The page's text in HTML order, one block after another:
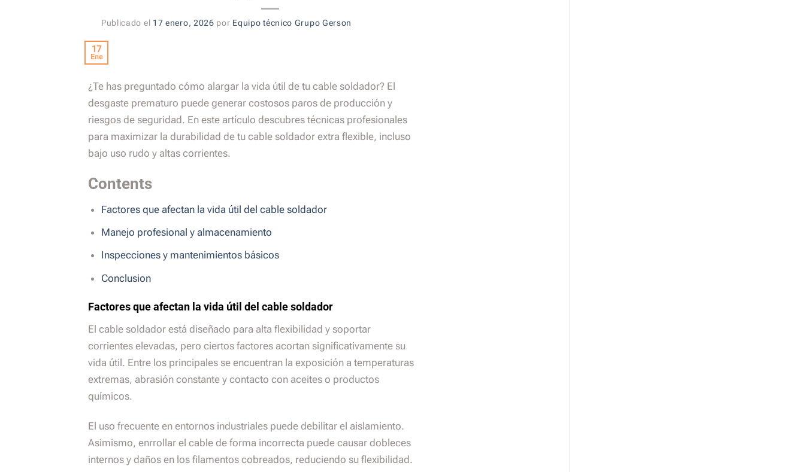
Publicado el 17 enero, 2026 por Equipo técnico Grupo Gerson
17
Ene
¿Te has preguntado cómo alargar la vida útil de tu cable soldador? El
desgaste prematuro puede generar costosos paros de producción y
riesgos de seguridad. En este artículo descubres técnicas profesionales
para maximizar la durabilidad de tu cable soldador extra flexible, incluso
bajo uso rudo y altas corrientes.
Contents
Factores que afectan la vida útil del cable soldador
Manejo profesional y almacenamiento
Inspecciones y mantenimientos básicos
Conclusion
Factores que afectan la vida útil del cable soldador
El cable soldador está diseñado para alta flexibilidad y soportar
corrientes elevadas, pero ciertos factores acortan significativamente su
vida útil. Entre los principales se encuentran la exposición a temperaturas
extremas, abrasión constante y contacto con aceites o productos
químicos.
El uso frecuente en entornos industriales puede debilitar el aislamiento.
Asimismo, enrrollar el cable de forma incorrecta puede causar dobleces
internos y daños en los filamentos cobreados, reduciendo su flexibilidad.